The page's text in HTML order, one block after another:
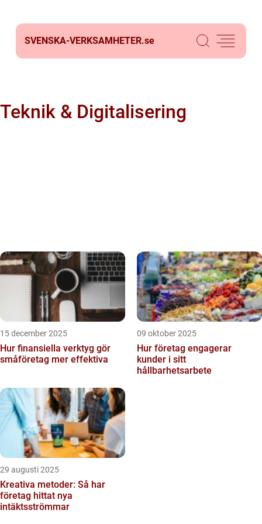
SVENSKA-VERKSAMHETER.se
Teknik & Digitalisering
15 december 2025
Hur finansiella verktyg gör
småföretag mer effektiva
09 oktober 2025
Hur företag engagerar
kunder i sitt
hållbarhetsarbete
29 augusti 2025
Kreativa metoder: Så har
företag hittat nya
intäktsströmmar